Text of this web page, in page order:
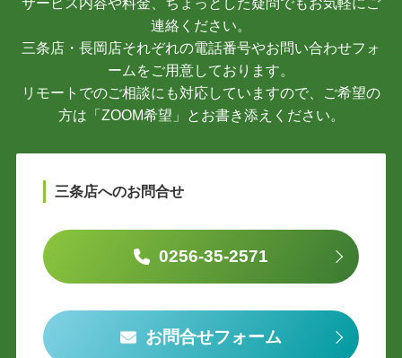
連絡ください。
三条店・長岡店それぞれの電話番号やお問い合わせフォ
ームをご用意しております。
リモートでのご相談にも対応していますので、ご希望の
方は「ZOOM希望」とお書き添えください。
三条店へのお問合せ
0256-35-2571
お問合せフォーム